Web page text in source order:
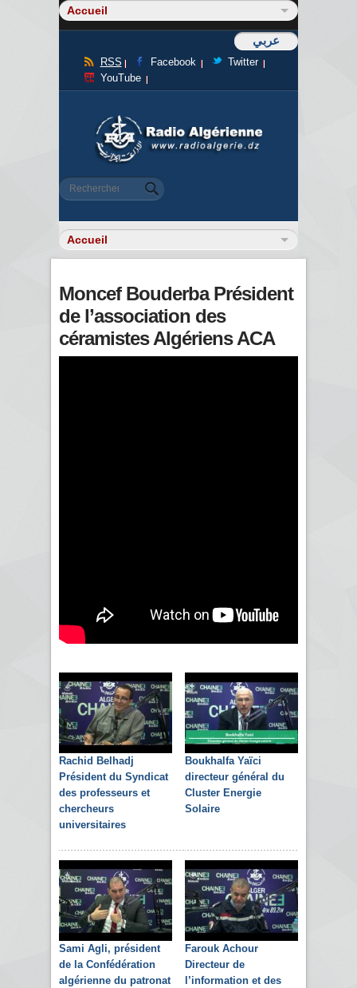
عربي
RSS Facebook
Twitter
YouTube
Formulaire de recherche
Rechercher
Moncef Bouderba Président
de l’association des
céramistes Algériens ACA
Rachid Belhadj
Président du Syndicat
des professeurs et
chercheurs
universitaires
Boukhalfa Yaïci
directeur général du
Cluster Energie
Solaire
Sami Agli, président
de la Confédération
algérienne du patronat
Farouk Achour
Directeur de
l’information et des